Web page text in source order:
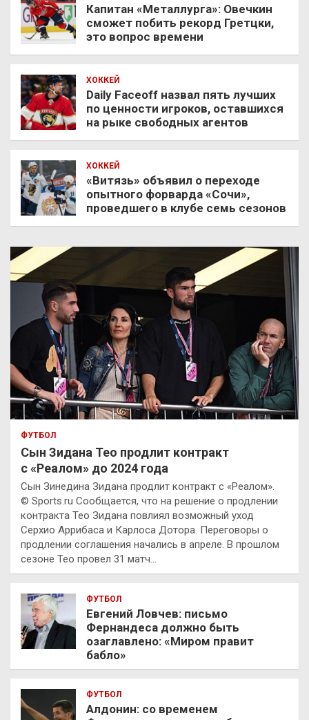
Капитан «Металлурга»: Овечкин
сможет побить рекорд Гретцки,
это вопрос времени
ХОККЕЙ
Daily Faceoff назвал пять лучших
по ценности игроков, оставшихся
на рыке свободных агентов
ХОККЕЙ
«Витязь» объявил о переходе
опытного форварда «Сочи»,
проведшего в клубе семь сезонов
ФУТБОЛ
Сын Зидана Тео продлит контракт
с «Реалом» до 2024 года
Сын Зинедина Зидана продлит контракт с «Реалом».
© Sports.ru Сообщается, что на решение о продлении
контракта Тео Зидана повлиял возможный уход
Серхио Аррибаса и Карлоса Дотора. Переговоры о
продлении соглашения начались в апреле. В прошлом
сезоне Тео провел 31 матч…
ФУТБОЛ
Евгений Ловчев: письмо
Фернандеса должно быть
озаглавлено: «Миром правит
бабло»
ФУТБОЛ
Алдонин: со временем